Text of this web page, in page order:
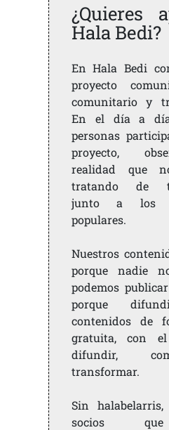
¿Quieres
Hala Bedi?
En Hala Bedi
proyecto
comunitario y
En el día a
personas
proyecto,
realidad que
tratando de
junto a los
populares.
Nuestros
porque nadie
podemos
porque
contenidos de
gratuita, con
difundir,
transformar.
Sin
socios